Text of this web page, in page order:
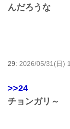
んだろうな
29: 2026/05/31(日)
>>24
チョンガリ～